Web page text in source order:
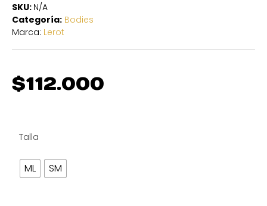
SKU: N/A
Categoría: Bodies
Marca: Lerot
$112.000
Talla
ML SM